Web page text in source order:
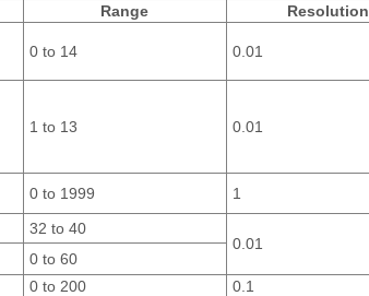
Range Resolution
0 to 14 0.01
1 to 13 0.01
0 to 1999 1
32 to 40
0.01
0 to 60
0 to 200 0.1